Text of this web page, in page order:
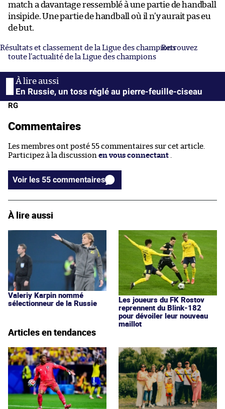
match a davantage ressemblé à une partie de handball
insipide. Une partie de handball où il n’y aurait pas eu
de but.
Résultats et classement de la Ligue des championsRetrouvez
toute l’actualité de la Ligue des champions
En Russie, un toss réglé au pierre-feuille-ciseau
RG
Commentaires
Les membres ont posté 55 commentaires sur cet article.
Participez à la discussion en vous connectant .
Voir les 55 commentaires
À lire aussi
Valeriy Karpin nommé
sélectionneur de la Russie
Les joueurs du FK Rostov
reprennent du Blink-182
pour dévoiler leur nouveau
maillot
Articles en tendances